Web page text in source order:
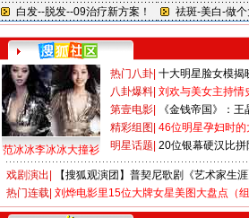
范冰冰李冰冰大撞衫
热门八卦 十大明星脸女模揭
八卦爆料 刘欢与美女主持情
第壹电影
《金钱帝国》：
精彩组图 46位明星孕妇时的
明星话题 20位银幕硬汉比拼
戏剧演出
【搜狐观演团】普契尼歌剧《艺术家生
热门连载 刘烨电影里15位大牌女星美图大盘点（组